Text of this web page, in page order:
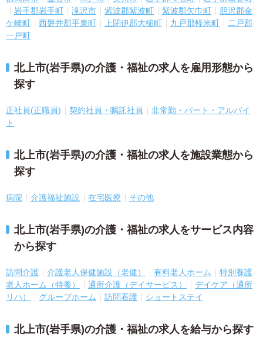
岩手郡岩手町
滝沢市 紫波郡紫波町 紫波郡矢巾町
胆沢郡金
ケ崎町
西磐井郡平泉町 上閉伊郡大槌町 九戸郡軽米町
二戸郡
一戸町
北上市(岩手県)の介護・福祉の求人を雇用形態から
探す
正社員(正職員) 契約社員・嘱託社員
非常勤・パート・アルバイ
ト
北上市(岩手県)の介護・福祉の求人を施設業態から
探す
病院 介護福祉施設 在宅医療 その他
北上市(岩手県)の介護・福祉の求人をサービス内容
から探す
訪問介護 介護老人保健施設（老健） 有料老人ホーム
特別養護
老人ホーム（特養）
通所介護（デイサービス）
デイケア（通所
リハ）
グループホーム 訪問看護 ショートステイ
北上市(岩手県)の介護・福祉の求人を給与から探す